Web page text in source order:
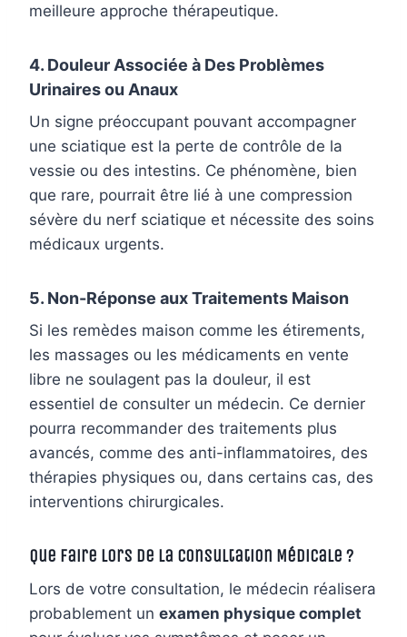
meilleure approche thérapeutique.
4. Douleur Associée à Des Problèmes
Urinaires ou Anaux
Un signe préoccupant pouvant accompagner
une sciatique est la perte de contrôle de la
vessie ou des intestins. Ce phénomène, bien
que rare, pourrait être lié à une compression
sévère du nerf sciatique et nécessite des soins
médicaux urgents.
5. Non-Réponse aux Traitements Maison
Si les remèdes maison comme les étirements,
les massages ou les médicaments en vente
libre ne soulagent pas la douleur, il est
essentiel de consulter un médecin. Ce dernier
pourra recommander des traitements plus
avancés, comme des anti-inflammatoires, des
thérapies physiques ou, dans certains cas, des
interventions chirurgicales.
Que Faire Lors de la Consultation Médicale ?
Lors de votre consultation, le médecin réalisera
probablement un examen physique complet